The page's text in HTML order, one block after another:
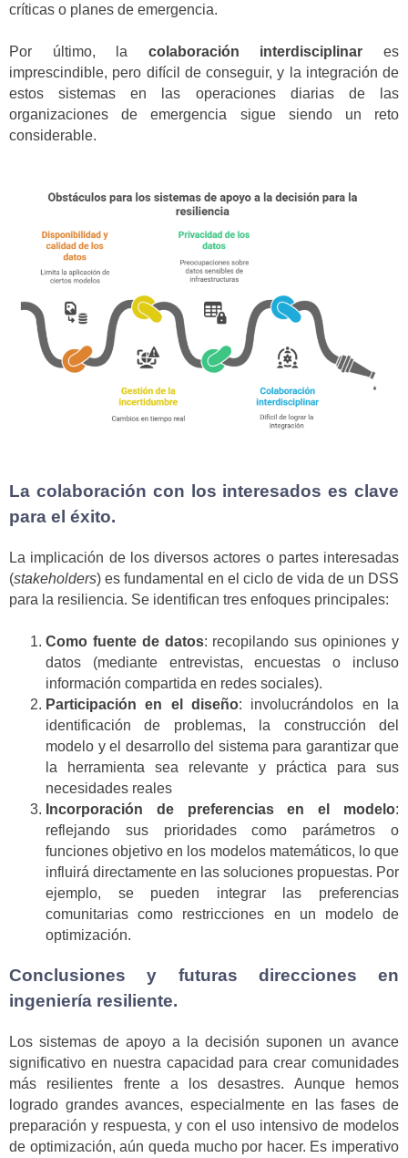
críticas o planes de emergencia.
Por último, la colaboración interdisciplinar es
imprescindible, pero difícil de conseguir, y la integración de
estos sistemas en las operaciones diarias de las
organizaciones de emergencia sigue siendo un reto
considerable.
La colaboración con los interesados es clave
para el éxito.
La implicación de los diversos actores o partes interesadas
(stakeholders) es fundamental en el ciclo de vida de un DSS
para la resiliencia. Se identifican tres enfoques principales:
Como fuente de datos: recopilando sus opiniones y
datos (mediante entrevistas, encuestas o incluso
información compartida en redes sociales).
Participación en el diseño: involucrándolos en la
identificación de problemas, la construcción del
modelo y el desarrollo del sistema para garantizar que
la herramienta sea relevante y práctica para sus
necesidades reales
Incorporación de preferencias en el modelo:
reflejando sus prioridades como parámetros o
funciones objetivo en los modelos matemáticos, lo que
influirá directamente en las soluciones propuestas. Por
ejemplo, se pueden integrar las preferencias
comunitarias como restricciones en un modelo de
optimización.
Conclusiones y futuras direcciones en
ingeniería resiliente.
Los sistemas de apoyo a la decisión suponen un avance
significativo en nuestra capacidad para crear comunidades
más resilientes frente a los desastres. Aunque hemos
logrado grandes avances, especialmente en las fases de
preparación y respuesta, y con el uso intensivo de modelos
de optimización, aún queda mucho por hacer. Es imperativo